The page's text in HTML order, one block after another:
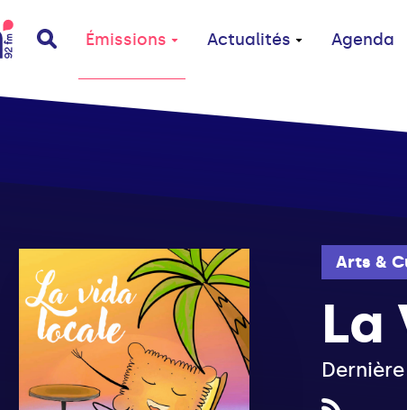
Émissions Actualités Agenda
Arts &
La